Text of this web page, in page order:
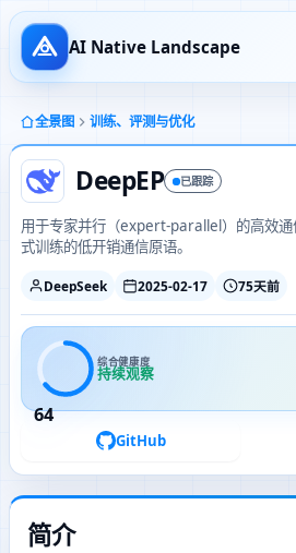
AI Native Landscape
全景图 训练、评测与优化
DeepEP 已跟踪
用于专家并行（expert-parallel）的高效通
式训练的低开销通信原语。
DeepSeek 2025-02-17 75天前
64
综合健康度
持续观察
GitHub
简介